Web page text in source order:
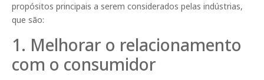
propósitos principais a serem considerados pelas indústrias,
que são:
1. Melhorar o relacionamento
com o consumidor